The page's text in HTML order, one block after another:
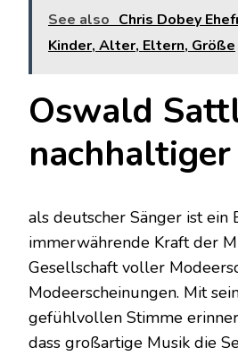
See also Chris Dobey
Kinder, Alter, Eltern, Größe
Oswald
als deutscher Sänger ist ein
immerwährende Kraft der
Gesellschaft voller
Modeerscheinungen. Mit
gefühlvollen Stimme
dass großartige Musik die